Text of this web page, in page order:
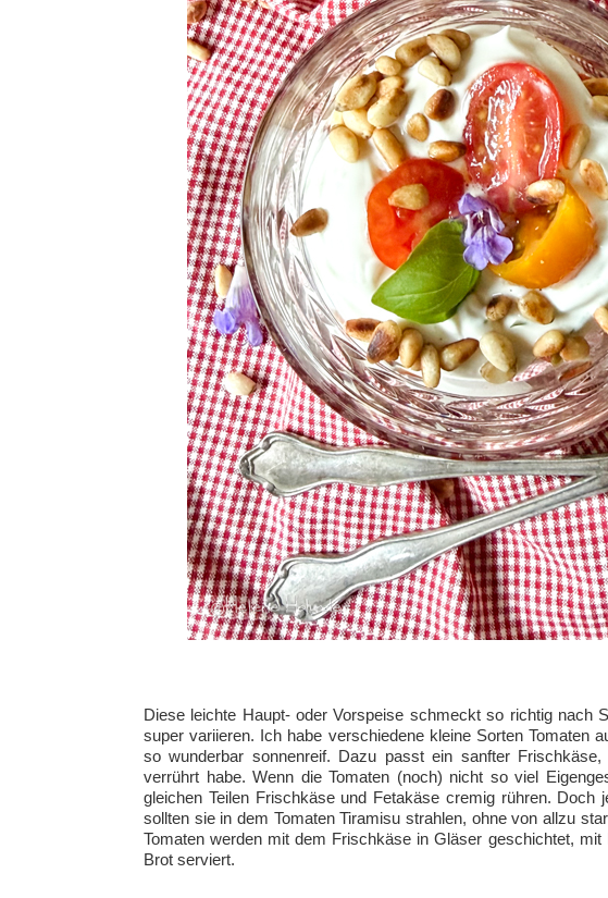
Diese leichte Haupt- oder Vorspeise schmeckt so richtig nach
super variieren. Ich habe verschiedene kleine Sorten Tomaten
so wunderbar sonnenreif. Dazu passt ein sanfter
verrührt habe. Wenn die Tomaten (noch) nicht so viel
gleichen Teilen Frischkäse und Fetakäse cremig rühren. Doch
sollten sie in dem Tomaten Tiramisu strahlen, ohne von allzu
Tomaten werden mit dem Frischkäse in Gläser geschichtet,
Brot serviert.